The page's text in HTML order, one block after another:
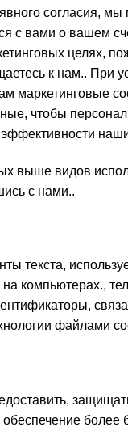
согласия,
с вами о вашем
целях,
к нам.. При
маркетинговые
чтобы
видов
с нами..
текста,
компьютерах.,
файлами